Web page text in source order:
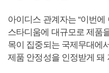
아이디스 관계자는 “이번
스타디움에 대규모로 제품
목이 집중되는 국제무대에
제품 안정성을 인정받게 돼